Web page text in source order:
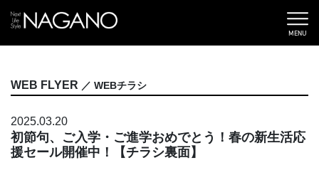
MENU
WEB FLYER ／ WEBチラシ
2025.03.20
初節句、ご入学・ご進学おめでとう！春の新生活応
援セール開催中！【チラシ裏面】